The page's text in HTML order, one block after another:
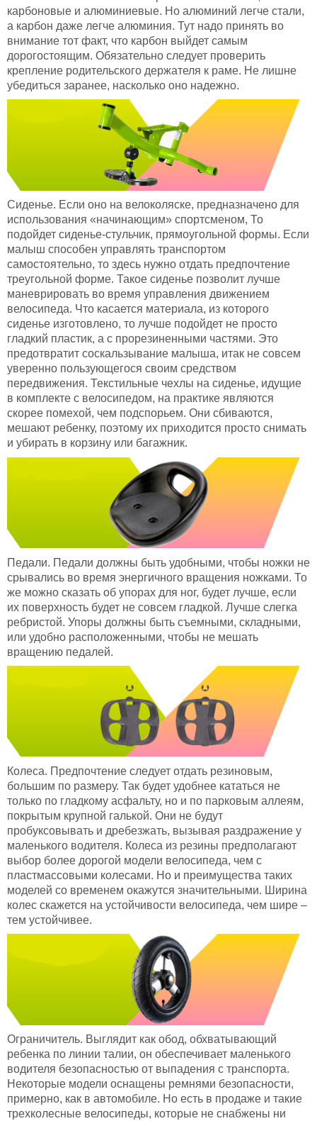
карбоновые и алюминиевые. Но алюминий легче стали,
а карбон даже легче алюминия. Тут надо принять во
внимание тот факт, что карбон выйдет самым
дорогостоящим. Обязательно следует проверить
крепление родительского держателя к раме. Не лишне
убедиться заранее, насколько оно надежно.
Сиденье. Если оно на велоколяске, предназначено для
использования «начинающим» спортсменом, То
подойдет сиденье-стульчик, прямоугольной формы. Если
малыш способен управлять транспортом
самостоятельно, то здесь нужно отдать предпочтение
треугольной форме. Такое сиденье позволит лучше
маневрировать во время управления движением
велосипеда. Что касается материала, из которого
сиденье изготовлено, то лучше подойдет не просто
гладкий пластик, а с прорезиненными частями. Это
предотвратит соскальзывание малыша, итак не совсем
уверенно пользующегося своим средством
передвижения. Текстильные чехлы на сиденье, идущие
в комплекте с велосипедом, на практике являются
скорее помехой, чем подспорьем. Они сбиваются,
мешают ребенку, поэтому их приходится просто снимать
и убирать в корзину или багажник.
Педали. Педали должны быть удобными, чтобы ножки не
срывались во время энергичного вращения ножками. То
же можно сказать об упорах для ног, будет лучше, если
их поверхность будет не совсем гладкой. Лучше слегка
ребристой. Упоры должны быть съемными, складными,
или удобно расположенными, чтобы не мешать
вращению педалей.
Колеса. Предпочтение следует отдать резиновым,
большим по размеру. Так будет удобнее кататься не
только по гладкому асфальту, но и по парковым аллеям,
покрытым крупной галькой. Они не будут
пробуксовывать и дребезжать, вызывая раздражение у
маленького водителя. Колеса из резины предполагают
выбор более дорогой модели велосипеда, чем с
пластмассовыми колесами. Но и преимущества таких
моделей со временем окажутся значительными. Ширина
колес скажется на устойчивости велосипеда, чем шире –
тем устойчивее.
Ограничитель. Выглядит как обод, обхватывающий
ребенка по линии талии, он обеспечивает маленького
водителя безопасностью от выпадения с транспорта.
Некоторые модели оснащены ремнями безопасности,
примерно, как в автомобиле. Но есть в продаже и такие
трехколесные велосипеды, которые не снабжены ни